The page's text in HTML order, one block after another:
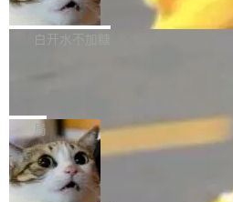
的。 从 deb 到 snap 的迁移路径
hwlib 硬件 API 库的一部分，命令行
ation 就曝出她将重回 OpenAI，负责
改进方向的研究。她是 Thinking
一在人才争夺战中失血的公司。六月
连失两员大将：Noam Shazeer 去了
FFmpeg 9.0 现已发布，包含多项改
新日志列出的 9.0 版本主要更新内容
er HE-AAC 960 解码 (DAB+)
filter 添加 AMF Frame Rate
_amf) filter SMPTE 2094-50 元数据
通 ProRes RAW VideoToolbox 硬件
白开水不加糖
Code 在 X 上发帖：「DeepSeek
tokens on August 1st. 5T of free
on OpenCode Go.」79.8 万次浏览，
DeepSeek一天消耗了8万亿# 上了
局
NetBSD 11.0 正式发布
NetBSD 11.0 现已正式发布，这是